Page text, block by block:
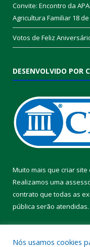
Convite: Encontro da
Agricultura Familiar 18
Votos de Feliz
DESENVOLVIDO POR
Muito mais que criar site
Realizamos uma
contrato que todas as
pública serão atendidas.
Nós usamos cookies